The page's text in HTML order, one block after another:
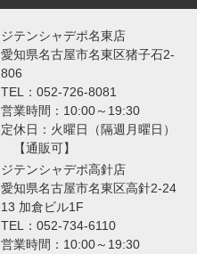
ジテンシャデポ名東店
愛知県名古屋市名東区猪子石2-
806
TEL：052-726-8081
営業時間：10:00～19:30
定休日：火曜日（隔週月曜日）
【通販可】
ジテンシャデポ高針店
愛知県名古屋市名東区高針2-24
13 加倉ビル1F
TEL：052-734-6110
営業時間：10:00～19:30